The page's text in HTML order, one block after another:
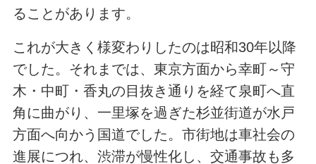
ることがあります。
これが大きく様変わりしたのは昭和30年以降
でした。それまでは、東京方面から幸町～守
木・中町・香丸の目抜き通りを経て泉町へ直
角に曲がり、一里塚を過ぎた杉並街道が水戸
方面へ向かう国道でした。市街地は車社会の
進展につれ、渋滞が慢性化し、交通事故も多